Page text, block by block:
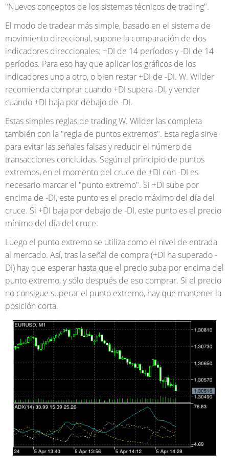
"Nuevos conceptos de los sistemas técnicos de trading".
El modo de tradear más simple, basado en el sistema de
movimiento direccional, supone la comparación de dos
indicadores direccionales: +DI de 14 períodos y -DI de 14
períodos. Para eso hay que aplicar los gráficos de los
indicadores uno a otro, o bien restar +DI de -DI. W. Wilder
recomienda comprar cuando +DI supera -DI, y vender
cuando +DI baja por debajo de -DI.
Estas simples reglas de trading W. Wilder las completa
también con la "regla de puntos extremos". Esta regla sirve
para evitar las señales falsas y reducir el número de
transacciones concluidas. Según el principio de puntos
extremos, en el momento del cruce de +DI con -DI es
necesario marcar el "punto extremo". Si +DI sube por
encima de -DI, este punto es el precio máximo del día del
cruce. Si +DI baja por debajo de -DI, este punto es el precio
mínimo del día del cruce.
Luego el punto extremo se utiliza como el nivel de entrada
al mercado. Así, tras la señal de compra (+DI ha superado -
DI) hay que esperar hasta que el precio suba por encima del
punto extremo, y sólo después de eso comprar. Si el precio
no consigue superar el punto extremo, hay que mantener la
posición corta.